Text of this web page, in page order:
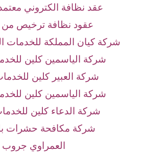
عقد نظافة الكتروني
عقود نظافة ترخيص من
شركة كيان المملكة للخدمات
شركة الياسمين كلين
شركة العبير كلين
شركة الياسمين كلين
شركة الدعاء كلين
شركة مكافحة حشرات
العمراوي جروب